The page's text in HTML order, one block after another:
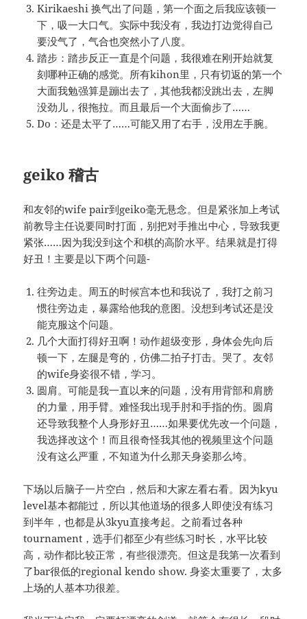
Kirikaeshi 换气出了问题，第一个面之后我应该顿一
下，吸一大口气。实际中我没有，我边打边觉得自己
要没气了，气合也突然小了八度。
踏步：踏步反正一直是个问题，我很难在刚开始就复
刻哪种正确的感觉。所有kihon里，只有切返的第一个
大面我勉强算是蹦出去了，其他我都没跳出去，左脚
没劲儿，很拖拉。而且最后一个大面偷步了……
Do：还是太平了……可能又用了右手，没用左手腕。
geiko 稽古
和友邻的wife pair到geiko毫无悬念。但是紧张加上考试
前教导主任说要同时打面，别把对手推出中心，导致我更
紧张……因为我没到这个和棋的高阶水平。结果就是打得
好丑！主要是以下两个问题-
往旁边走。周五的时候宫本也和我说了，我打之前习
惯往旁边走，暴露给他我的意图。没想到考试还是没
能克服这个问题。
几个大面打得好丑啊！动作超级变形，身体会先向后
顿一下，左腿是弯的，仿佛二拍子打击。哭了。友邻
的wife身姿很不错，学习。
圆肩。可能是我一直以来的问题，没有用背部和肩膀
的力量，用手臂。难怪我出现手肘和手指的伤。圆肩
还导致我整个人身形好丑……如果要优先改一个问题，
我选择改这个！而且很奇怪我其他的视频里这个问题
没有这么严重，不知道为什么那天身姿那么垮。
下场以后脑子一片空白，然后和大家左看右看。因为kyu
level基本都能过，所以其他道场的很多人即使没有练习
到半年，也都是从3kyu直接考起。之前看过各种
tournament，选手们都至少有些练习时长，水平比较
高，动作都比较正常，有些很漂亮。但这是我第一次看到
了bar很低的regional kendo show. 身姿太重要了，太多
上场的人基本功很差。